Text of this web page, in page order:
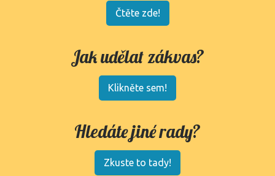
Čtěte zde!
Jak udělat zákvas?
Klikněte sem!
Hledáte jiné rady?
Zkuste to tady!